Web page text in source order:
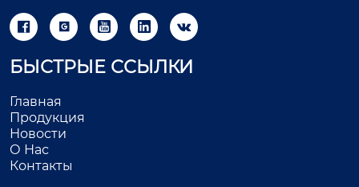
    
БЫСТРЫЕ ССЫЛКИ
Главная
Продукция
Новости
О Нас
Контакты